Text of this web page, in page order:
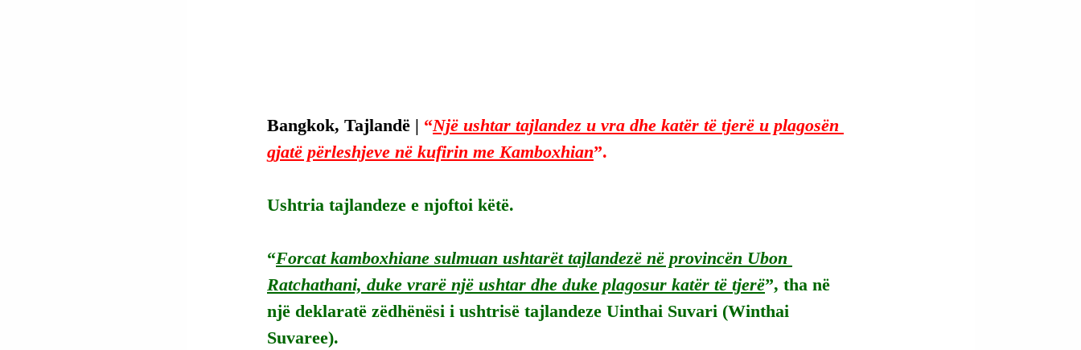
Bangkok, Tajlandë | “Një ushtar tajlandez u vra dhe katër të tjerë u plagosën
gjatë përleshjeve në kufirin me Kamboxhian”.
Ushtria tajlandeze e njoftoi këtë.
“Forcat kamboxhiane sulmuan ushtarët tajlandezë në provincën Ubon
Ratchathani, duke vrarë një ushtar dhe duke plagosur katër të tjerë”, tha në
një deklaratë zëdhënësi i ushtrisë tajlandeze Uinthai Suvari (Winthai
Suvaree).